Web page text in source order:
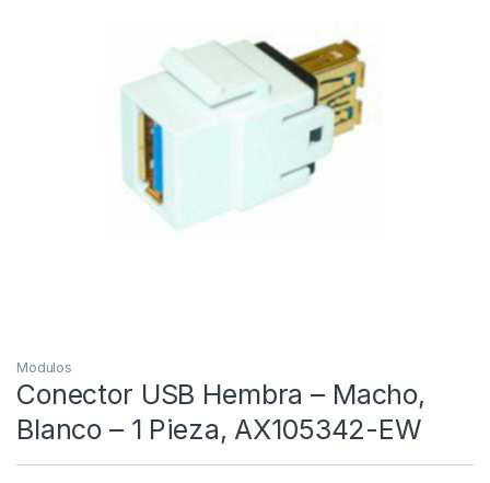
Modulos
Conector USB Hembra – Macho,
Blanco – 1 Pieza, AX105342-EW